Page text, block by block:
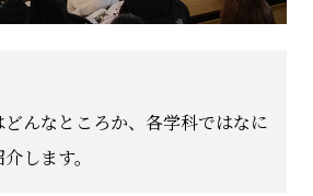
んなところか、各学科ではなに
します。